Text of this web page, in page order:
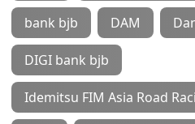
bank bjb DAM
DIGI bank bjb
Idemitsu FIM Asia Road